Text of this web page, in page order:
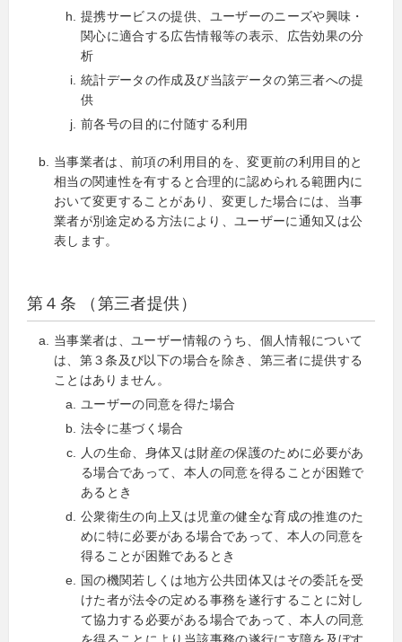
提携サービスの提供、ユーザーのニーズや興味・
関心に適合する広告情報等の表示、広告効果の分
析
統計データの作成及び当該データの第三者への提
供
前各号の目的に付随する利用
当事業者は、前項の利用目的を、変更前の利用目的と
相当の関連性を有すると合理的に認められる範囲内に
おいて変更することがあり、変更した場合には、当事
業者が別途定める方法により、ユーザーに通知又は公
表します。
第４条 （第三者提供）
当事業者は、ユーザー情報のうち、個人情報について
は、第３条及び以下の場合を除き、第三者に提供する
ことはありません。
ユーザーの同意を得た場合
法令に基づく場合
人の生命、身体又は財産の保護のために必要があ
る場合であって、本人の同意を得ることが困難で
あるとき
公衆衛生の向上又は児童の健全な育成の推進のた
めに特に必要がある場合であって、本人の同意を
得ることが困難であるとき
国の機関若しくは地方公共団体又はその委託を受
けた者が法令の定める事務を遂行することに対し
て協力する必要がある場合であって、本人の同意